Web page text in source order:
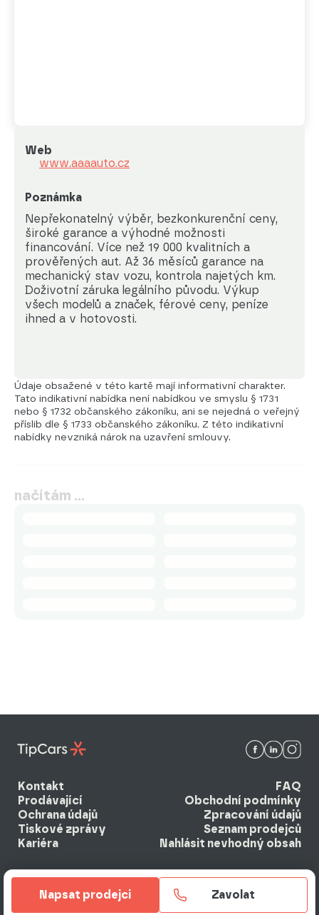
Web
www.aaaauto.cz
Poznámka
Nepřekonatelný výběr, bezkonkurenční ceny,
široké garance a výhodné možnosti
financování. Více než 19 000 kvalitních a
prověřených aut. Až 36 měsíců garance na
mechanický stav vozu, kontrola najetých km.
Doživotní záruka legálního původu. Výkup
všech modelů a značek, férové ceny, peníze
ihned a v hotovosti.
Údaje obsažené v této kartě mají informativní charakter.
Tato indikativní nabídka není nabídkou ve smyslu § 1731
nebo § 1732 občanského zákoníku, ani se nejedná o veřejný
příslib dle § 1733 občanského zákoníku. Z této indikativní
nabídky nevzniká nárok na uzavření smlouvy.
načítám …
Napsat prodejci Zavolat
Kontakt
FAQ
Prodávající
Obchodní podmínky
Ochrana údajů
Zpracování údajů
Tiskové zprávy
Seznam prodejců
Kariéra
Nahlásit nevhodný obsah
© 2026 EBM system k.s. Všechna práva vyhrazena.